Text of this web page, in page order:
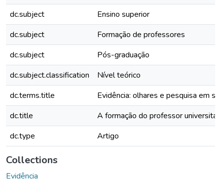
dc.subject
Ensino superior
dc.subject
Formação de professores
dc.subject
Pós-graduação
dc.subject.classification
Nível teórico
dc.terms.title
Evidência: olhares e pesquisa em
dc.title
A formação do professor
dc.type
Artigo
Collections
Evidência